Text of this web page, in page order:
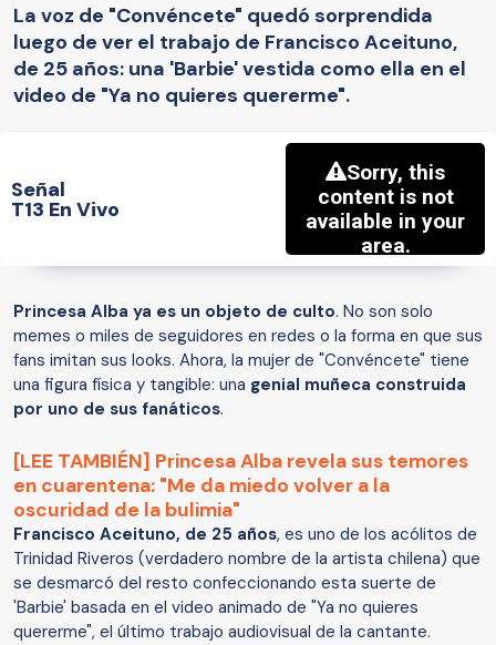
La voz de "Convéncete" quedó sorprendida
luego de ver el trabajo de Francisco Aceituno,
de 25 años: una 'Barbie' vestida como ella en el
video de "Ya no quieres quererme".
Señal
T13 En Vivo
Princesa Alba ya es un objeto de culto. No son solo
memes o miles de seguidores en redes o la forma en que sus
fans imitan sus looks. Ahora, la mujer de "Convéncete" tiene
una figura física y tangible: una genial muñeca construida
por uno de sus fanáticos.
[LEE TAMBIÉN] Princesa Alba revela sus temores
en cuarentena: "Me da miedo volver a la
oscuridad de la bulimia"
Francisco Aceituno, de 25 años, es uno de los acólitos de
Trinidad Riveros (verdadero nombre de la artista chilena) que
se desmarcó del resto confeccionando esta suerte de
'Barbie' basada en el video animado de "Ya no quieres
quererme", el último trabajo audiovisual de la cantante.